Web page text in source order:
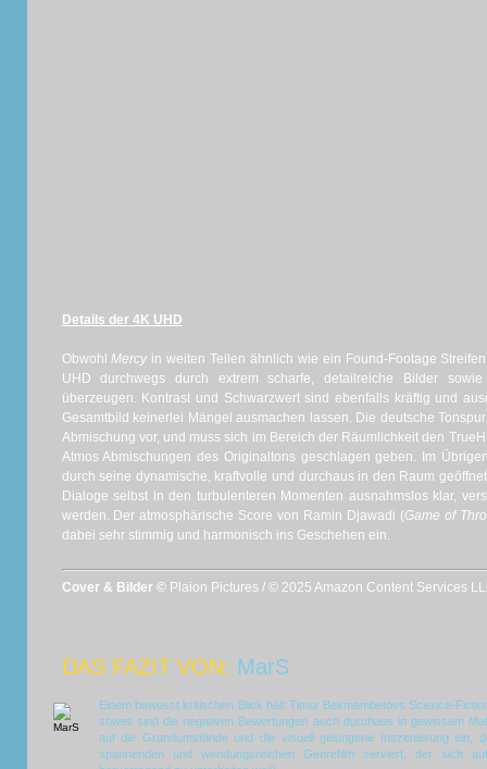
Details der 4K UHD
ObwohlMercy in weiten Teilen ähnlich wie ein Found-Footage
UHD durchwegs durch extrem scharfe, detailreiche Bilder
überzeugen. Kontrast und Schwarzwert sind ebenfalls kräftig und
Gesamtbild keinerlei Mängel ausmachen lassen. Die deutsche
Abmischung vor, und muss sich im Bereich der Räumlichkeit den
Atmos Abmischungen des Originaltons geschlagen geben. Im
durch seine dynamische, kraftvolle und durchaus in den Raum
Dialoge selbst in den turbulenteren Momenten ausnahmslos klar,
werden. Der atmosphärische Score von Ramin Djawadi (Game of
dabei sehr stimmig und harmonisch ins Geschehen ein.
Cover & Bilder © Plaion Pictures / © 2025 Amazon Content Services
DAS FAZIT VON: MarS
Einem bewusst kritischen Blick hält Timur Bekmambetovs Science-
soweit sind die negativen Bewertungen auch durchaus in gewissem
auf die Grundumstände und die visuell gelungene Inszenierung ein,
spannenden und wendungsreichen Genrefilm serviert, der sich